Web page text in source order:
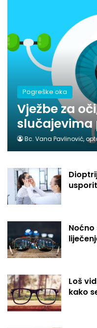
Pogreške oka
Vježbe za
slučajevima
Bc. Vana Pavlinović,
Loš
kako